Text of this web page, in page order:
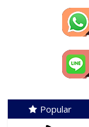
Popular